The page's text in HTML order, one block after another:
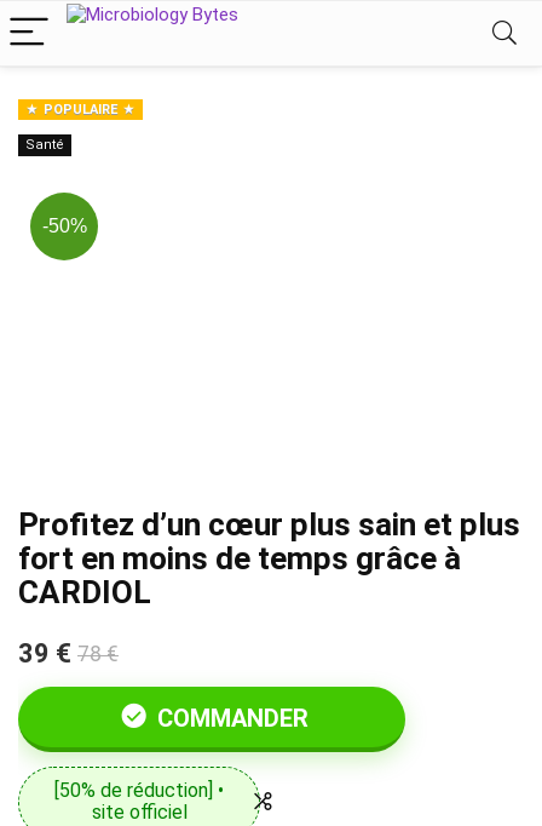
POPULAIRE
Santé
-50%
Profitez d’un cœur plus sain et plus
fort en moins de temps grâce à
CARDIOL
39 € 78 €
COMMANDER
[50% de réduction] •
site officiel